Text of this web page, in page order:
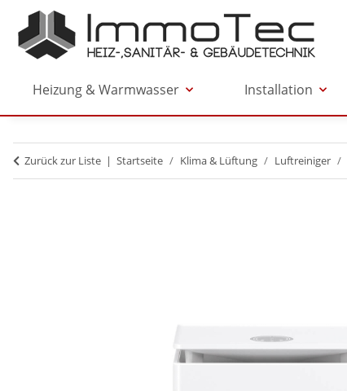
Heizung & Warmwasser Installation
Zurück zur Liste Startseite Klima & Lüftung Luftreiniger